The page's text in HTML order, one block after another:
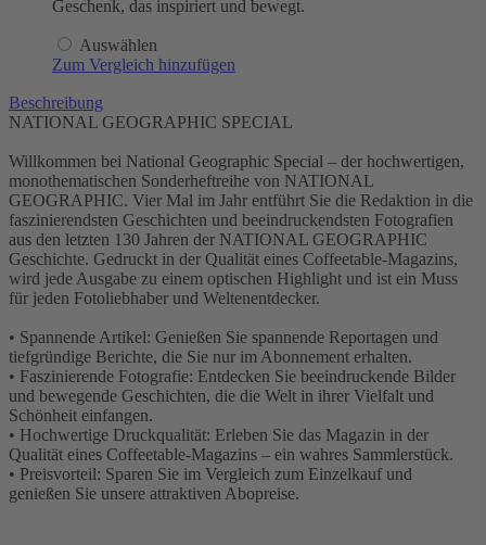
Geschenk, das inspiriert und bewegt.
Auswählen
Zum Vergleich hinzufügen
Beschreibung
NATIONAL GEOGRAPHIC SPECIAL
Willkommen bei National Geographic Special – der hochwertigen,
monothematischen Sonderheftreihe von NATIONAL
GEOGRAPHIC. Vier Mal im Jahr entführt Sie die Redaktion in die
faszinierendsten Geschichten und beeindruckendsten Fotografien
aus den letzten 130 Jahren der NATIONAL GEOGRAPHIC
Geschichte. Gedruckt in der Qualität eines Coffeetable-Magazins,
wird jede Ausgabe zu einem optischen Highlight und ist ein Muss
für jeden Fotoliebhaber und Weltenentdecker.
• Spannende Artikel: Genießen Sie spannende Reportagen und
tiefgründige Berichte, die Sie nur im Abonnement erhalten.
• Faszinierende Fotografie: Entdecken Sie beeindruckende Bilder
und bewegende Geschichten, die die Welt in ihrer Vielfalt und
Schönheit einfangen.
• Hochwertige Druckqualität: Erleben Sie das Magazin in der
Qualität eines Coffeetable-Magazins – ein wahres Sammlerstück.
• Preisvorteil: Sparen Sie im Vergleich zum Einzelkauf und
genießen Sie unsere attraktiven Abopreise.